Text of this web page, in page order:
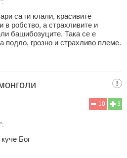
са ги клали, красивите
в робство, а страхливите и
башибозуците. Така се е
подло, грозно и страхливо племе.
3
10
Бог